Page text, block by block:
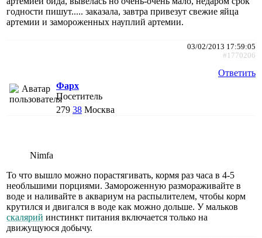
годности пишут..... заказала, завтра привезут свежие яйца
артемии и замороженных науплий артемии.
03/02/2013 17:59:05
#1770206
Ответить
Фарх
Посетитель
279 38 Москва
Nimfa
То что вышло можно порастягивать, кормя раз часа в 4-5
необльшими порциями. Замороженную размораживайте в
воде и наливайте в аквариум на распылителем, чтобы корм
крутился и двигался в воде как можно дольше. У мальков
скалярий инстинкт питания включается только на
движущуюся добычу.